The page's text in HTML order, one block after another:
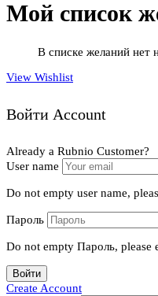
Мой список
В списке желаний нет
View Wishlist
Войти Account
Already a Rubnio Customer?
User name
Do not empty user name,
Пароль
Do not empty Пароль, please
Войти
Create Account